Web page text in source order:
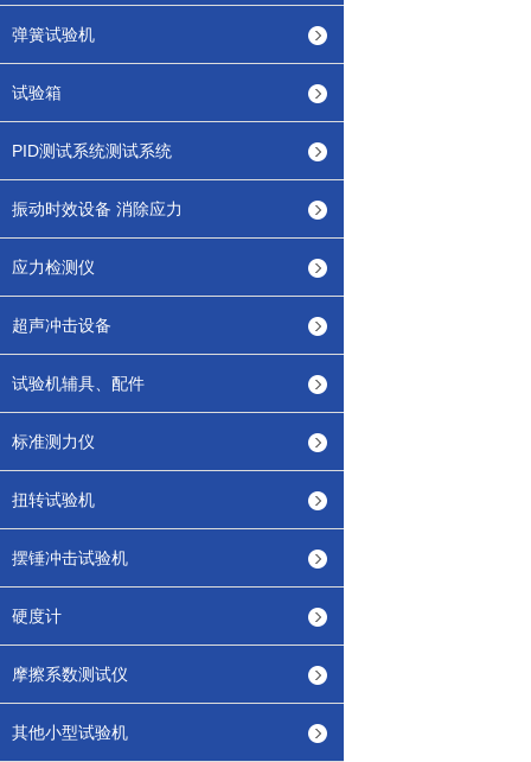
弹簧试验机
试验箱
PID测试系统测试系统
振动时效设备 消除应力
应力检测仪
超声冲击设备
试验机辅具、配件
标准测力仪
扭转试验机
摆锤冲击试验机
硬度计
摩擦系数测试仪
其他小型试验机